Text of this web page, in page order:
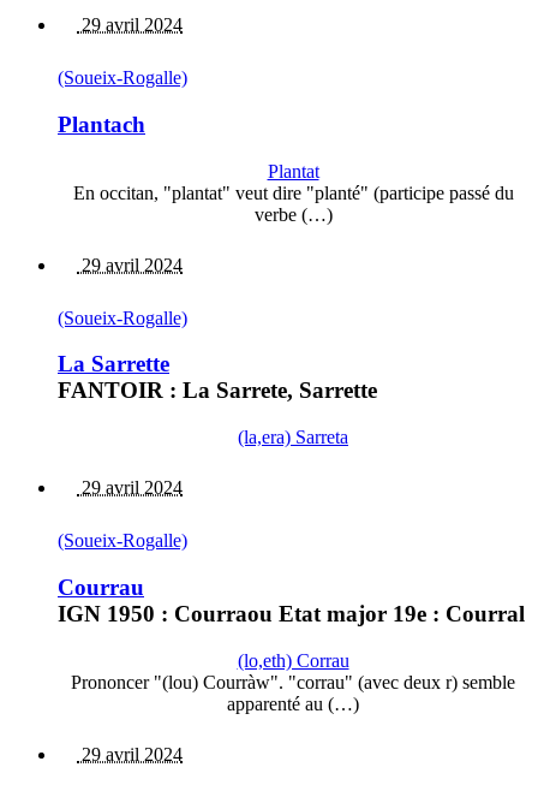
29 avril 2024
(Soueix-Rogalle)
Plantach
Plantat
En occitan, "plantat" veut dire "planté" (participe passé du
verbe (…)
29 avril 2024
(Soueix-Rogalle)
La Sarrette
FANTOIR : La Sarrete, Sarrette
(la,era) Sarreta
29 avril 2024
(Soueix-Rogalle)
Courrau
IGN 1950 : Courraou Etat major 19e : Courral
(lo,eth) Corrau
Prononcer "(lou) Courràw". "corrau" (avec deux r) semble
apparenté au (…)
29 avril 2024